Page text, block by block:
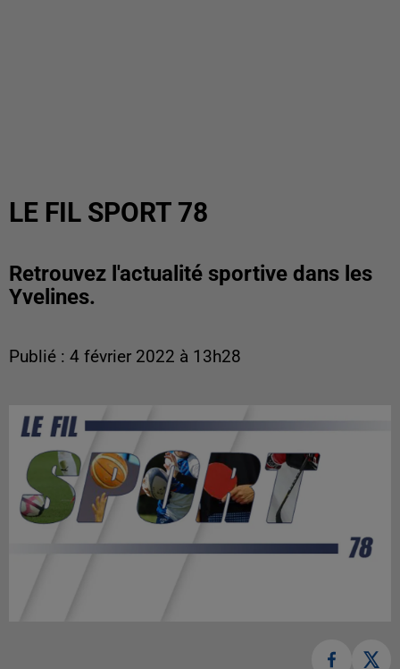
LE FIL SPORT 78
Retrouvez l'actualité sportive dans les
Yvelines.
Publié : 4 février 2022 à 13h28